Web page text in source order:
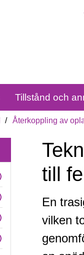
Tillstånd och
Återkoppling av
till
fel
En
vilken